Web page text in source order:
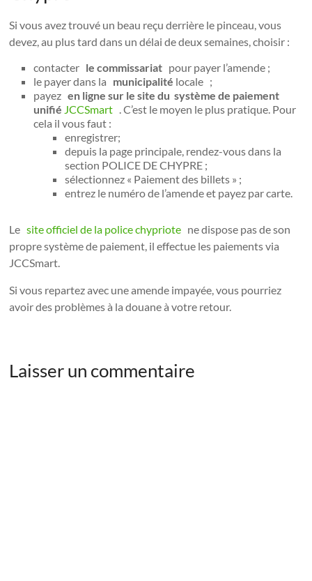
Si vous avez trouvé un beau reçu derrière le pinceau, vous
devez, au plus tard dans un délai de deux semaines, choisir :
contacter le commissariat pour payer l’amende ;
le payer dans la municipalité locale ;
payezen ligne sur le site du système de paiement
unifié JCCSmart . C’est le moyen le plus pratique. Pour
cela il vous faut :
enregistrer;
depuis la page principale, rendez-vous dans la
section POLICE DE CHYPRE ;
sélectionnez « Paiement des billets » ;
entrez le numéro de l’amende et payez par carte.
Lesite officiel de la police chypriote ne dispose pas de son
propre système de paiement, il effectue les paiements via
JCCSmart.
Si vous repartez avec une amende impayée, vous pourriez
avoir des problèmes à la douane à votre retour.
Laisser un commentaire